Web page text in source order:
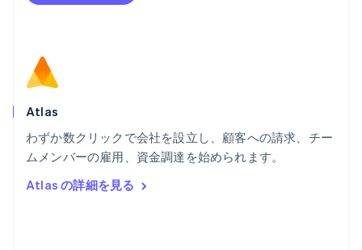
Atlas
わずか数クリックで会社を設立し、顧客への請求、チー
ムメンバーの雇用、資金調達を始められます。
Atlas の詳細を見る
フランス
ベルギー
Nederlands
ポーランド
ポルトガル
PortuguêsEnglish
English